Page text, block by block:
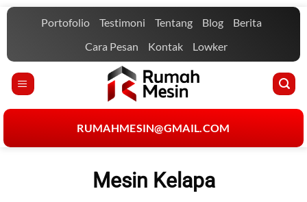
Skip
Portofolio Testimoni Tentang Blog
Berita
Cara Pesan
Kontak Lowker
RUMAHMESIN@GMAIL.COM
Mesin Kelapa